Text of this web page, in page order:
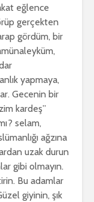
eğlence
gerçekten
gördüm, bir
yapmaya,
Gecenin bir
kardeş”
selam,
ağzına
uzak durun
gibi olmayın.
Bu adamlar
giyinin, şık